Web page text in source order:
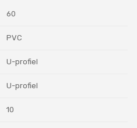
60
PVC
U-profiel
U-profiel
10